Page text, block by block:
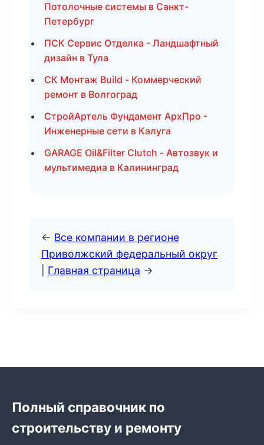
Потолочные системы в Санкт-
Петербург
ПСК Сервис Отделка - Ландшафтный
дизайн в Тула
СК Монтаж Build - Коммерческий
ремонт в Волгоград
СтройАртель Фундамент АрхПро -
Инженерные сети в Калуга
GARAGE Oil&Filter Clutch - Автозвук и
мультимедиа в Калининград
← Все компании в регионе
Приволжский федеральный округ
Главная страница →
Полный справочник по
строительству и ремонту